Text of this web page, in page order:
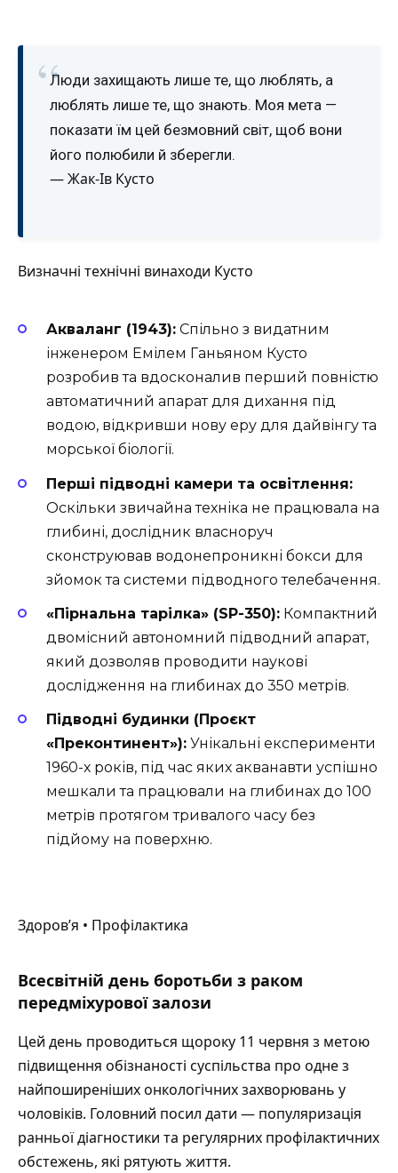
“Люди захищають лише те, що люблять, а
люблять лише те, що знають. Моя мета —
показати їм цей безмовний світ, щоб вони
його полюбили й зберегли.
— Жак-Ів Кусто
Визначні технічні винаходи Кусто
Акваланг (1943): Спільно з видатним
інженером Емілем Ганьяном Кусто
розробив та вдосконалив перший повністю
автоматичний апарат для дихання під
водою, відкривши нову еру для дайвінгу та
морської біології.
Перші підводні камери та освітлення:
Оскільки звичайна техніка не працювала на
глибині, дослідник власноруч
сконструював водонепроникні бокси для
зйомок та системи підводного телебачення.
«Пірнальна тарілка» (SP-350): Компактний
двомісний автономний підводний апарат,
який дозволяв проводити наукові
дослідження на глибинах до 350 метрів.
Підводні будинки (Проєкт
«Преконтинент»): Унікальні експерименти
1960-х років, під час яких акванавти успішно
мешкали та працювали на глибинах до 100
метрів протягом тривалого часу без
підйому на поверхню.
Здоров’я • Профілактика
Всесвітній день боротьби з раком
передміхурової залози
Цей день проводиться щороку 11 червня з метою
підвищення обізнаності суспільства про одне з
найпоширеніших онкологічних захворювань у
чоловіків. Головний посил дати — популяризація
ранньої діагностики та регулярних профілактичних
обстежень, які рятують життя.